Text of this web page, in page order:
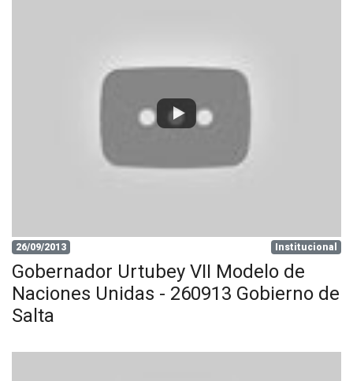
26/09/2013 Institucional
Gobernador Urtubey VII Modelo de
Naciones Unidas - 260913 Gobierno de
Salta